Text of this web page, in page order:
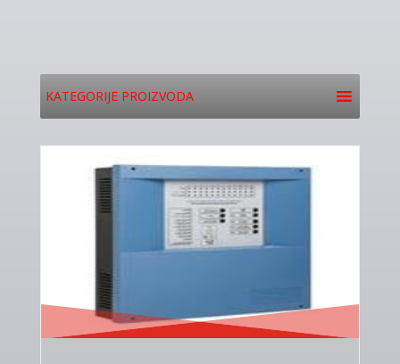
KATEGORIJE PROIZVODA